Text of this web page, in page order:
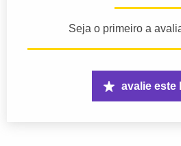
Seja o primeiro a
avalie este